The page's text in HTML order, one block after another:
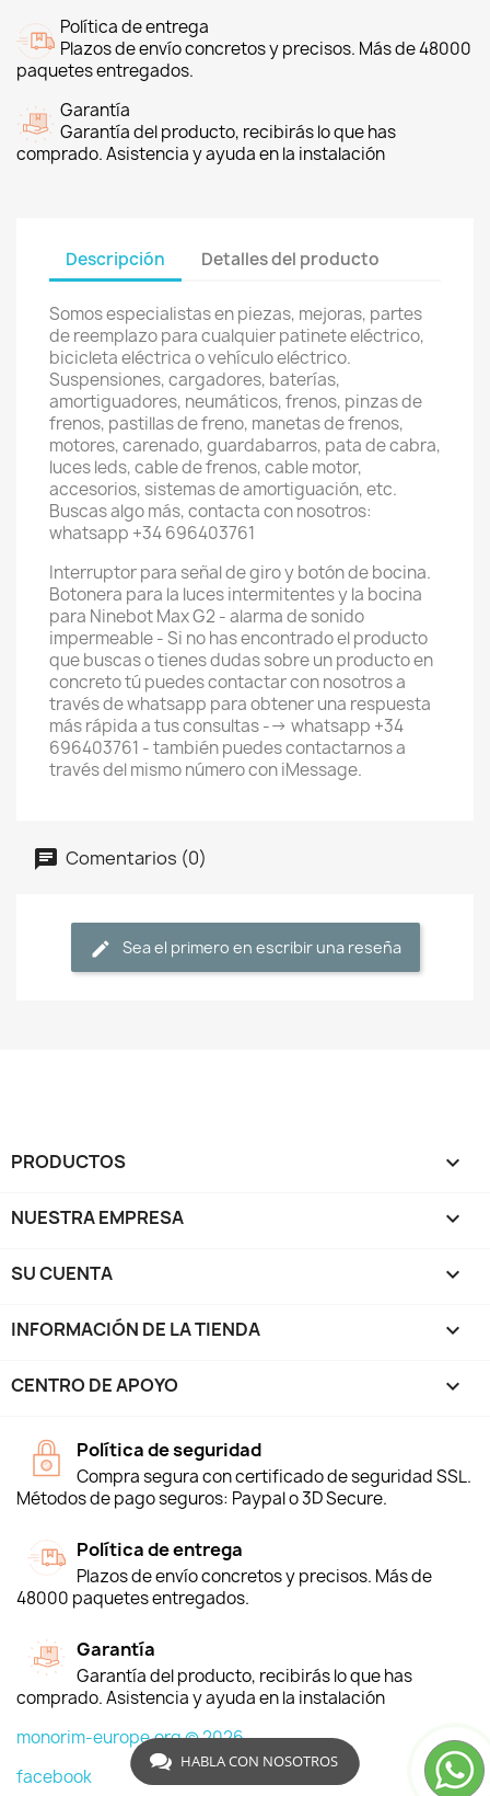
Política de entrega
Plazos de envío concretos y precisos. Más de 48000
paquetes entregados.
Garantía
Garantía del producto, recibirás lo que has
comprado. Asistencia y ayuda en la instalación
Descripción Detalles del producto
Somos especialistas en piezas, mejoras, partes
de reemplazo para cualquier patinete eléctrico,
bicicleta eléctrica o vehículo eléctrico.
Suspensiones, cargadores, baterías,
amortiguadores, neumáticos, frenos, pinzas de
frenos, pastillas de freno, manetas de frenos,
motores, carenado, guardabarros, pata de cabra,
luces leds, cable de frenos, cable motor,
accesorios, sistemas de amortiguación, etc.
Buscas algo más, contacta con nosotros:
whatsapp +34 696403761
Interruptor para señal de giro y botón de bocina.
Botonera para la luces intermitentes y la bocina
para Ninebot Max G2 - alarma de sonido
impermeable - Si no has encontrado el producto
que buscas o tienes dudas sobre un producto en
concreto tú puedes contactar con nosotros a
través de whatsapp para obtener una respuesta
más rápida a tus consultas --> whatsapp +34
696403761 - también puedes contactarnos a
través del mismo número con iMessage.
Comentarios (0)
Sea el primero en escribir una reseña
PRODUCTOS 
NUESTRA EMPRESA 
SU CUENTA 
INFORMACIÓN DE LA TIENDA keyboard_arrow_down
CENTRO DE APOYO 
Política de seguridad
Compra segura con certificado de seguridad SSL.
Métodos de pago seguros: Paypal o 3D Secure.
Política de entrega
Plazos de envío concretos y precisos. Más de
48000 paquetes entregados.
Garantía
Garantía del producto, recibirás lo que has
comprado. Asistencia y ayuda en la instalación
monorim-europe.org © 2026
facebook
HABLA CON NOSOTROS